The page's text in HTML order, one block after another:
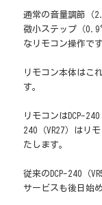
通常の音量調節（
微小ステップ（
なリモコン操作です
リモコン本体はこ
す。
リモコンはDCP-
240（VR27）はリ
たします。
従来のDCP-240（
サービスも後日始